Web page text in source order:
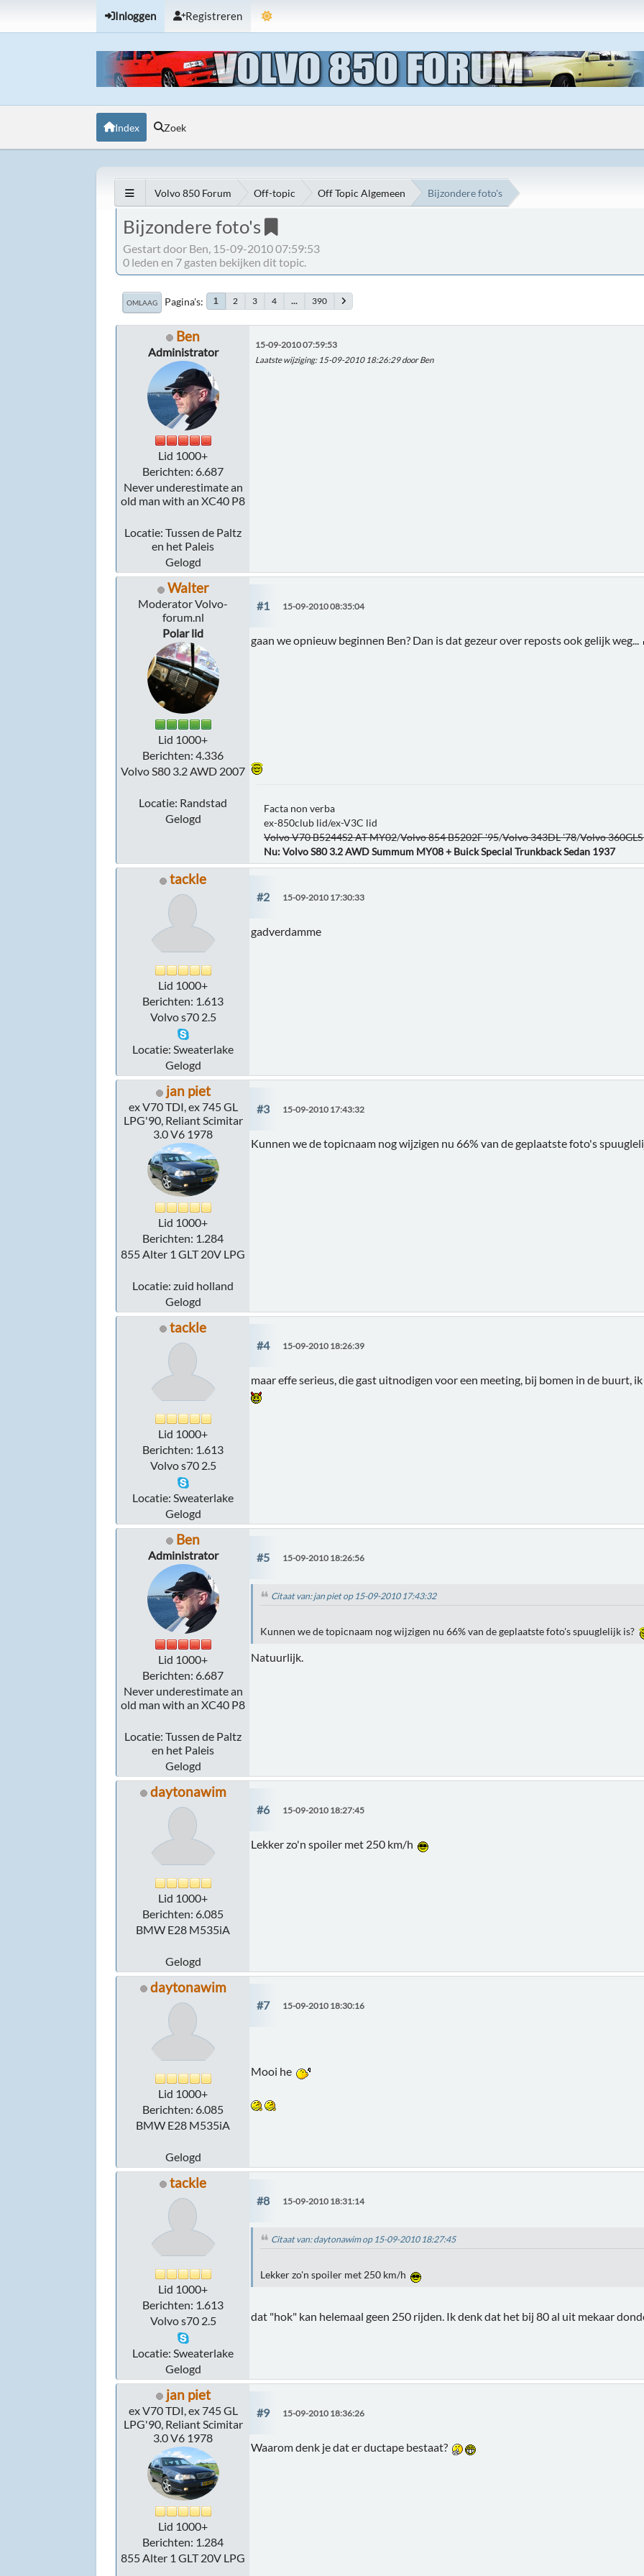
Inloggen Registreren
Index Zoek
Volvo 850 Forum Off-topic Off Topic Algemeen Bijzondere foto's
Bijzondere foto's
Gestart door Ben, 15-09-2010 07:59:53
0 leden en 7 gasten bekijken dit topic.
OMLAAG Pagina's 1 2 3 4 ... 390
Ben
Administrator
Lid 1000+
Berichten: 6.687
Never underestimate an
old man with an XC40 P8
Locatie: Tussen de Paltz
en het Paleis
Gelogd
15-09-2010 07:59:53
Laatste wijziging: 15-09-2010 18:26:29 door Ben
Walter
Moderator Volvo-
forum.nl
Polar lid
Lid 1000+
Berichten: 4.336
Volvo S80 3.2 AWD 2007
Locatie: Randstad
Gelogd
#1 15-09-2010 08:35:04
gaan we opnieuw beginnen Ben? Dan is dat gezeur over reposts ook gelijk weg...
Facta non verba
ex-850club lid/ex-V3C lid
Volvo V70 B5244S2 AT MY02/Volvo 854 B5202F '95/Volvo 343DL '78/Volvo
Nu: Volvo S80 3.2 AWD Summum MY08 + Buick Special Trunkback Sedan 1937
tackle
Lid 1000+
Berichten: 1.613
Volvo s70 2.5
Locatie: Sweaterlake
Gelogd
#2 15-09-2010 17:30:33
gadverdamme
jan piet
ex V70 TDI, ex 745 GL
LPG'90, Reliant Scimitar
3.0 V6 1978
Lid 1000+
Berichten: 1.284
855 Alter 1 GLT 20V LPG
Locatie: zuid holland
Gelogd
#3 15-09-2010 17:43:32
Kunnen we de topicnaam nog wijzigen nu 66% van de geplaatste foto's
tackle
Lid 1000+
Berichten: 1.613
Volvo s70 2.5
Locatie: Sweaterlake
Gelogd
#4 15-09-2010 18:26:39
maar effe serieus, die gast uitnodigen voor een meeting, bij bomen in de buurt,
Ben
Administrator
Lid 1000+
Berichten: 6.687
Never underestimate an
old man with an XC40 P8
Locatie: Tussen de Paltz
en het Paleis
Gelogd
#5 15-09-2010 18:26:56
Citaat van: jan piet op 15-09-2010 17:43:32
Kunnen we de topicnaam nog wijzigen nu 66% van de geplaatste foto's spuuglelijk is?
Natuurlijk.
daytonawim
Lid 1000+
Berichten: 6.085
BMW E28 M535iA
Gelogd
#6 15-09-2010 18:27:45
Lekker zo'n spoiler met 250 km/h
daytonawim
Lid 1000+
Berichten: 6.085
BMW E28 M535iA
Gelogd
#7 15-09-2010 18:30:16
Mooi he
tackle
Lid 1000+
Berichten: 1.613
Volvo s70 2.5
Locatie: Sweaterlake
Gelogd
#8 15-09-2010 18:31:14
Citaat van: daytonawim op 15-09-2010 18:27:45
Lekker zo'n spoiler met 250 km/h
dat "hok" kan helemaal geen 250 rijden. Ik denk dat het bij 80 al uit mekaar
jan piet
ex V70 TDI, ex 745 GL
LPG'90, Reliant Scimitar
3.0 V6 1978
Lid 1000+
Berichten: 1.284
855 Alter 1 GLT 20V LPG
#9 15-09-2010 18:36:26
Waarom denk je dat er ductape bestaat?